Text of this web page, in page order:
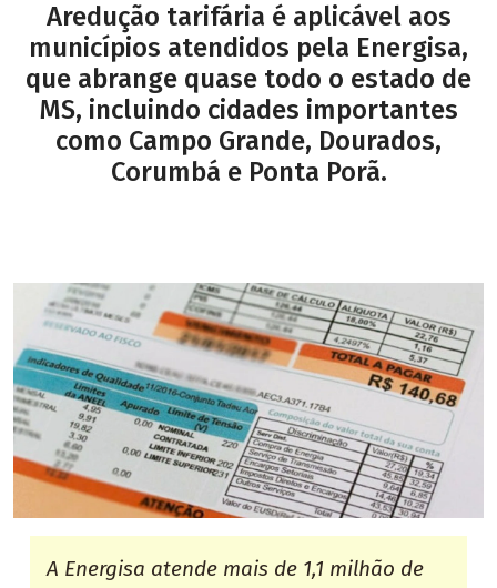
Aredução tarifária é aplicável aos
municípios atendidos pela Energisa,
que abrange quase todo o estado de
MS, incluindo cidades importantes
como Campo Grande, Dourados,
Corumbá e Ponta Porã.
A Energisa atende mais de 1,1 milhão de